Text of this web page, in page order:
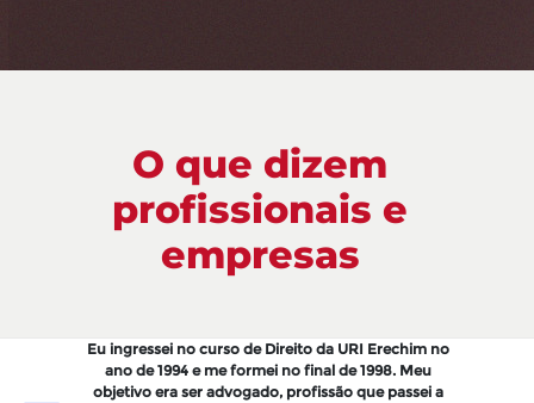
O que dizem
profissionais e
empresas
formada em Direito pela URI Erechim há quase
O curso foi fundamental na minha vida, pois
proporcionou a conquista da carreira jurídica de
Eu ingressei no curso de Direito da URI Erechim no
ano de 1994 e me formei no final de 1998. Meu
objetivo era ser advogado, profissão que passei a
O curso de Direito da URI Erechim foi o início
minha carreira de 18 anos na advocacia. Entrei
1998 e me formei em 08/2003. Recebi minha OAB